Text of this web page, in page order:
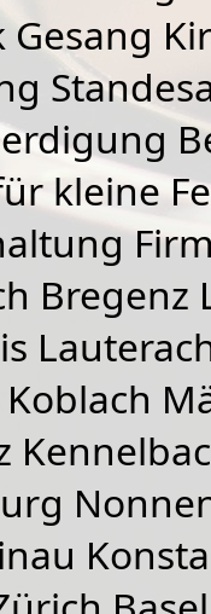
kleine
Bregenz
Koblach